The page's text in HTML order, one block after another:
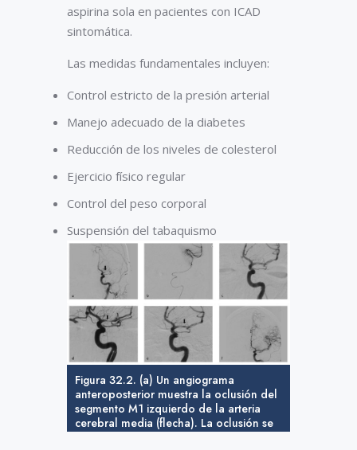
aspirina sola en pacientes con ICAD
sintomática.
Las medidas fundamentales incluyen:
Control estricto de la presión arterial
Manejo adecuado de la diabetes
Reducción de los niveles de colesterol
Ejercicio físico regular
Control del peso corporal
Suspensión del tabaquismo
Figura 32.2. (a) Un angiograma
anteroposterior muestra la oclusión del
segmento M1 izquierdo de la arteria
cerebral media (flecha). La oclusión se
cruzó con una microguía y (b) se realizó